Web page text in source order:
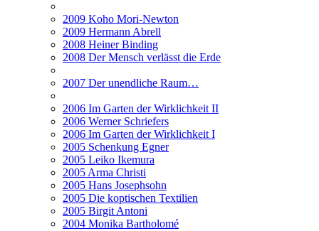
2009 Koho Mori-Newton
2009 Hermann Abrell
2008 Heiner Binding
2008 Der Mensch verlässt die Erde
2007 Der unendliche Raum…
2006 Im Garten der Wirklichkeit II
2006 Werner Schriefers
2006 Im Garten der Wirklichkeit I
2005 Schenkung Egner
2005 Leiko Ikemura
2005 Arma Christi
2005 Hans Josephsohn
2005 Die koptischen Textilien
2005 Birgit Antoni
2004 Monika Bartholomé